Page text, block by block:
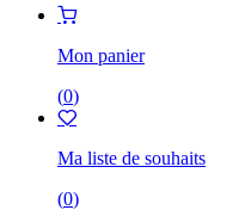
Mon panier
(0)
Ma liste de souhaits
(0)